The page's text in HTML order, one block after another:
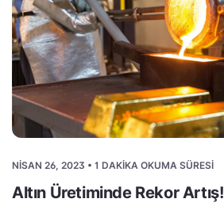
NISAN 26, 2023 • 1 DAKIKA OKUMA SÜRESI
Altın Üretiminde Rekor Artış!